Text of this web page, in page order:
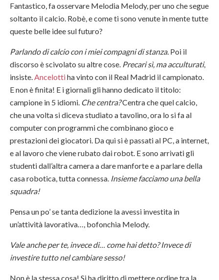
Fantastico, fa osservare Melodia Melody, per uno che segue
soltanto il calcio. Robè, e come ti sono venute in mente tutte
queste belle idee sul futuro?
Parlando di calcio con i miei compagni di stanza. Poi il
discorso è scivolato su altre cose. Precari sì, ma acculturati,
insiste. Ancelottiha vinto con il Real Madrid il campionato.
E non è finita! E i giornali gli hanno dedicato il titolo:
campione in 5 idiomi. Che centra?Centra che quel calcio,
che una volta si diceva studiato a tavolino, ora lo si fa al
computer con programmi che combinano gioco e
prestazioni dei giocatori. Da qui si è passati al PC, a internet,
e al lavoro che viene rubato dai robot. E sono arrivati gli
studenti dall’altra camera a dare manforte e a parlare della
casa robotica, tutta connessa. Insieme facciamo una bella
squadra!
Pensa un po’ se tanta dedizione la avessi investita in
un’attività lavorativa…, bofonchia Melody.
Vale anche per te, invece di… come hai detto? Invece di
investire tutto nel cambiare sesso!
Non è la stessa cosa! Si ha diritto di mettere ordine tra la